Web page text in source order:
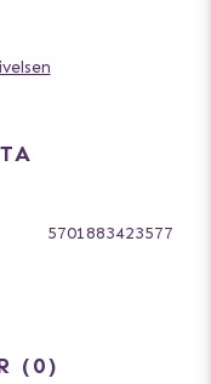
5701883423577
0